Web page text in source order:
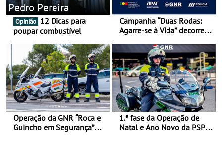
Pedro Pereira
Opinião
poupar combustível
Campanha “Duas Rodas:
Agarre-se à Vida” decorre
Operação da GNR “Roca e
Guincho em Segurança”
1.ª fase da Operação de
Natal e Ano Novo da PSP e